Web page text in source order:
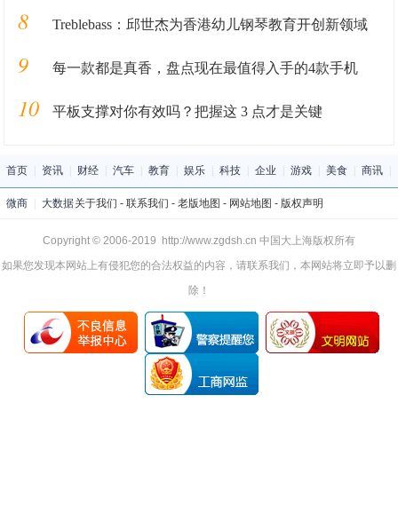
8 Treblebass：邱世杰为香港幼儿钢琴教育开创新领域
9 每一款都是真香，盘点现在最值得入手的4款手机
10 平板支撑对你有效吗？把握这 3 点才是关键
首页 资讯 财经 汽车 教育 娱乐 科技 企业 游戏 美食 商讯
微商 大数据关于我们 - 联系我们 - 老版地图 - 网站地图 - 版权声明
Copyright © 2006-2019 http://www.zgdsh.cn 中国大上海版权所有
如果您发现本网站上有侵犯您的合法权益的内容，请联系我们，本网站将立即予以删
除！